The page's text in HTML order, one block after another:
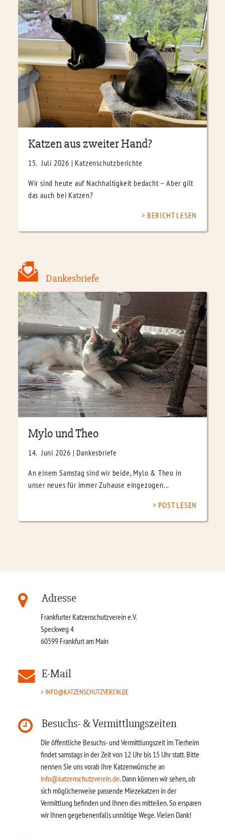
Katzen aus zweiter Hand?
15. Juli 2026 | Katzenschutzberichte
Wir sind heute auf Nachhaltigkeit bedacht – Aber gilt
das auch bei Katzen?
BERICHT LESEN
Dankesbriefe
Mylo und Theo
14. Juni 2026 | Dankesbriefe
An einem Samstag sind wir beide, Mylo & Theo in
unser neues für immer Zuhause eingezogen...
POST LESEN
Adresse
Frankfurter Katzenschutzverein e.V.
Speckweg 4
60599 Frankfurt am Main
E-Mail
INFO@KATZENSCHUTZVEREIN.DE
Besuchs- & Vermittlungszeiten
Die öffentliche Besuchs- und Vermittlungszeit im Tierheim
findet samstags in der Zeit von 12 Uhr bis 15 Uhr statt. Bitte
nennen Sie uns vorab Ihre Katzenwünsche an
info@katzenschutzverein.de. Dann können wir sehen, ob
sich möglicherweise passende Miezekatzen in der
Vermittlung befinden und Ihnen dies mitteilen. So ersparen
wir Ihnen gegebenenfalls unnötige Wege. Vielen Dank!